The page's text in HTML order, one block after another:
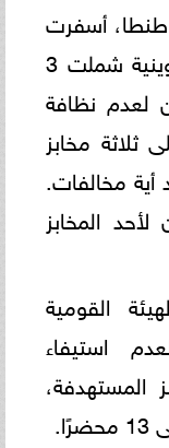
طنطا، أسفرت
الحملات عن تحرير 5 محاضر تموينية شملت 3
لعدم نظافة
ثلاثة مخابز
أية مخالفات.
المخابز
القومية
لعدم استيفاء
المستهدفة،